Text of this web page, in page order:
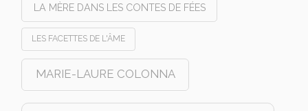
LA MÈRE DANS LES CONTES DE FÉES
LES FACETTES DE L'ÂME
MARIE-LAURE COLONNA